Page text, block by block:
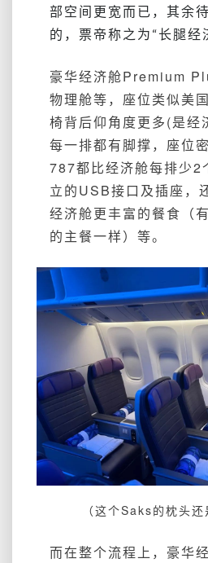
部空间更宽而已，其余
的，票帝称之为“长腿经
豪华经济舱Premium
物理舱等，座位类似美
椅背后仰角度更多(是经
每一排都有脚撑，座位
787都比经济舱每排少2
立的USB接口及插座，
经济舱更丰富的餐食（
的主餐一样）等。
（这个Saks的枕头还
而在整个流程上，豪华